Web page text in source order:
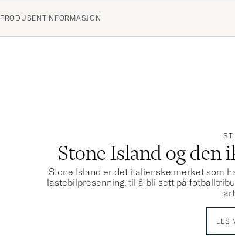
PRODUSENTINFORMASJON
Stone Island og den
Stone Island er det italienske merket som
lastebilpresenning, til å bli sett på
LES